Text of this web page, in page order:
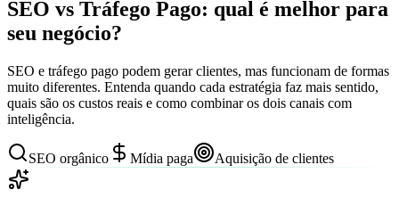
SEO vs Tráfego Pago: qual é melhor para
seu negócio?
SEO e tráfego pago podem gerar clientes, mas funcionam de formas
muito diferentes. Entenda quando cada estratégia faz mais sentido,
quais são os custos reais e como combinar os dois canais com
inteligência.
SEO orgânico Mídia paga Aquisição de clientes